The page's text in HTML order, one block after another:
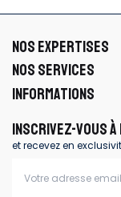
NOS EXPERTISES
NOS SERVICES
INFORMATIONS
INSCRIVEZ-VOUS
et recevez en